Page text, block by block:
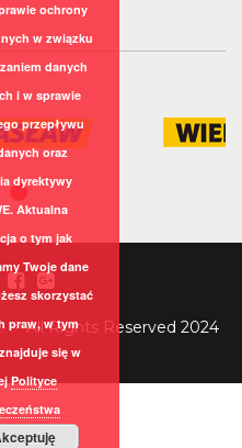
All Rights Reserved 2024
ochrony
w związku
danych
i w sprawie
przepływu
oraz
dyrektywy
Aktualna
o tym jak
Twoje dane
skorzystać
praw, w tym
się w
Polityce